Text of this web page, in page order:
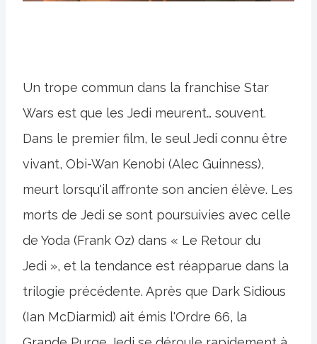
Un trope commun dans la franchise Star
Wars est que les Jedi meurent… souvent.
Dans le premier film, le seul Jedi connu être
vivant, Obi-Wan Kenobi (Alec Guinness),
meurt lorsqu'il affronte son ancien élève. Les
morts de Jedi se sont poursuivies avec celle
de Yoda (Frank Oz) dans « Le Retour du
Jedi », et la tendance est réapparue dans la
trilogie précédente. Après que Dark Sidious
(Ian McDiarmid) ait émis l'Ordre 66, la